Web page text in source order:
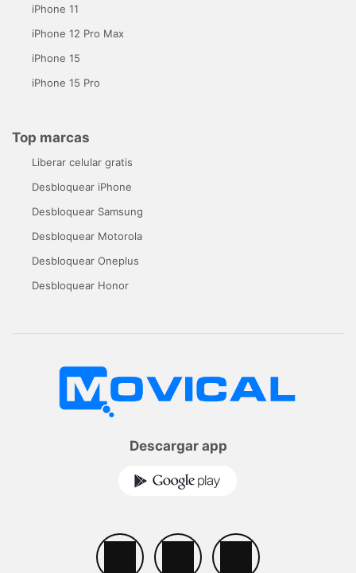
iPhone 11
iPhone 12 Pro Max
iPhone 15
iPhone 15 Pro
Top marcas
Liberar celular gratis
Desbloquear iPhone
Desbloquear Samsung
Desbloquear Motorola
Desbloquear Oneplus
Desbloquear Honor
Descargar app